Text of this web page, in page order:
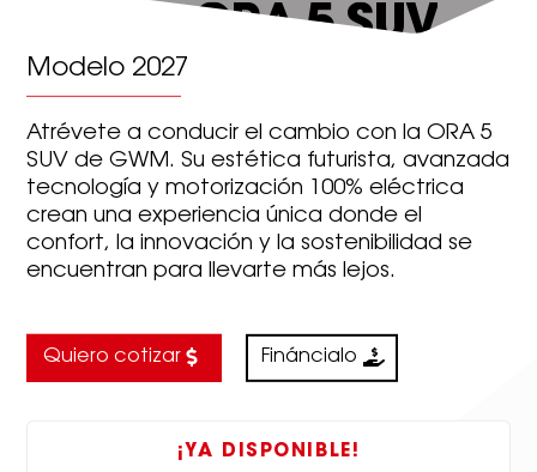
NUEVA ORA 5 SUV
Modelo 2027
Atrévete a conducir el cambio con la ORA 5
SUV de GWM. Su estética futurista, avanzada
tecnología y motorización 100% eléctrica
crean una experiencia única donde el
confort, la innovación y la sostenibilidad se
encuentran para llevarte más lejos.
Quiero cotizar Fináncialo
¡YA DISPONIBLE!